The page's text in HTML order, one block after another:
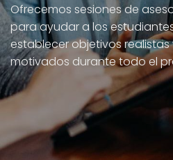
Ofrecemos sesiones de
para ayudar a los
establecer objetivos
motivados durante todo el